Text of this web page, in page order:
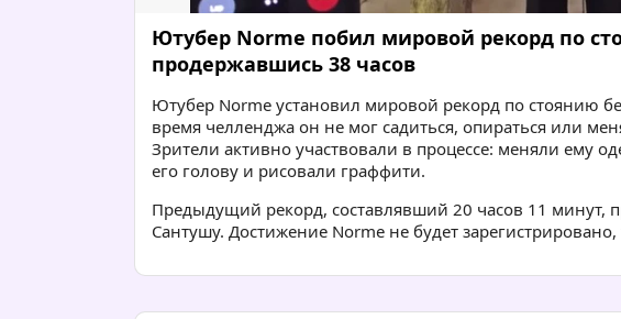
Ютубер Norme побил мировой рекорд по
продержавшись 38 часов
Ютубер Norme установил мировой рекорд по стоянию
время челленджа он не мог садиться, опираться или
Зрители активно участвовали в процессе: меняли ему
его голову и рисовали граффити.
Предыдущий рекорд, составлявший 20 часов 11 минут,
Сантушу. Достижение Norme не будет зарегистрировано,